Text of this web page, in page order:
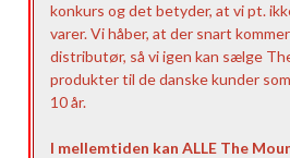
konkurs og det betyder, at vi pt.
varer. Vi håber, at der snart
distributør, så vi igen kan sælge
produkter til de danske kunder
10 år.
I mellemtiden kan ALLE The